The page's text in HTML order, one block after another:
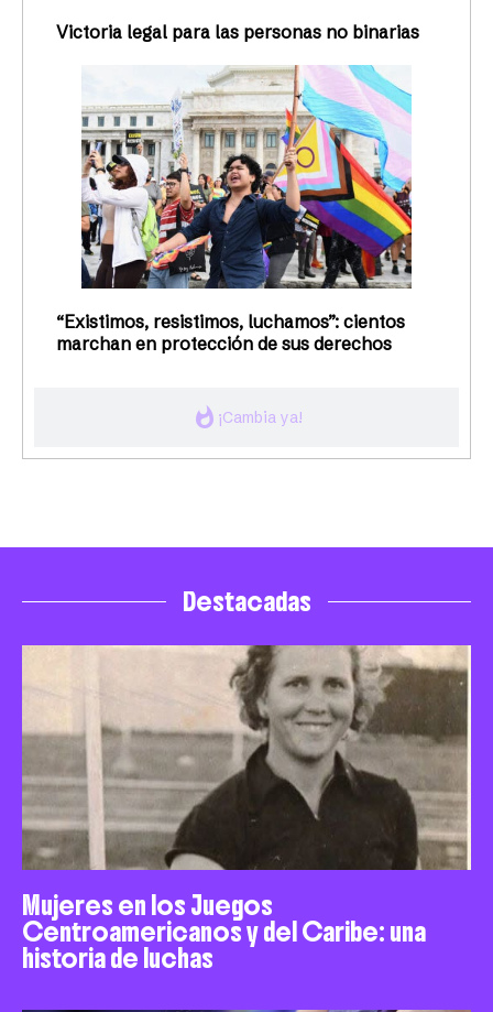
whatshot ¡Cambia ya!
Victoria legal para las personas no binarias
“Existimos, resistimos, luchamos”: cientos
marchan en protección de sus derechos
Destacadas
Mujeres en los Juegos
Centroamericanos y del Caribe: una
historia de luchas